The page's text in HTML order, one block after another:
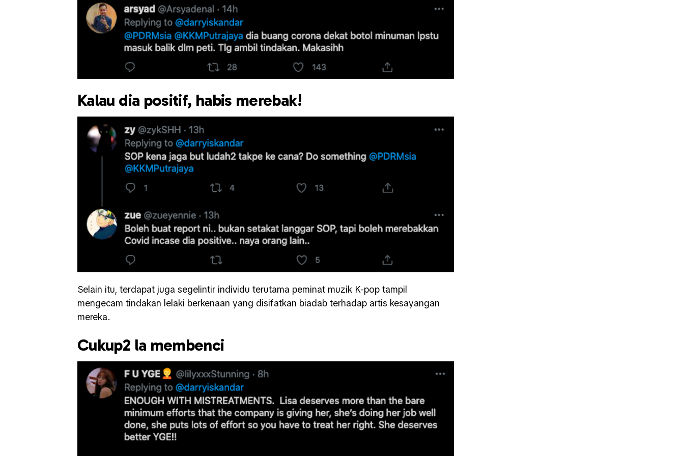
Kalau dia positif, habis merebak!
Selain itu, terdapat juga segelintir individu terutama peminat muzik K-pop tampil
mengecam tindakan lelaki berkenaan yang disifatkan biadab terhadap artis kesayangan
mereka.
Cukup2 la membenci